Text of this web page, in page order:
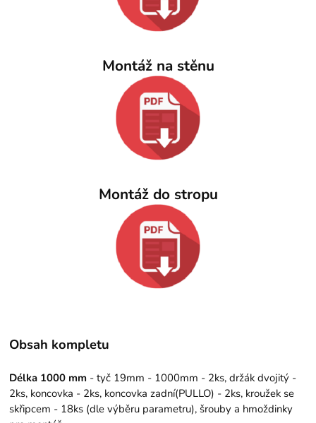
Montáž na stěnu
Montáž do stropu
Obsah kompletu
Délka 1000 mm - tyč 19mm - 1000mm - 2ks, držák dvojitý -
2ks, koncovka - 2ks, koncovka zadní(PULLO) - 2ks, kroužek se
skřipcem - 18ks (dle výběru parametru), šrouby a hmoždinky